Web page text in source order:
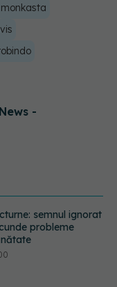
monkasta
-
ce trebuie să eviți
exemplu de meniu
stomacului